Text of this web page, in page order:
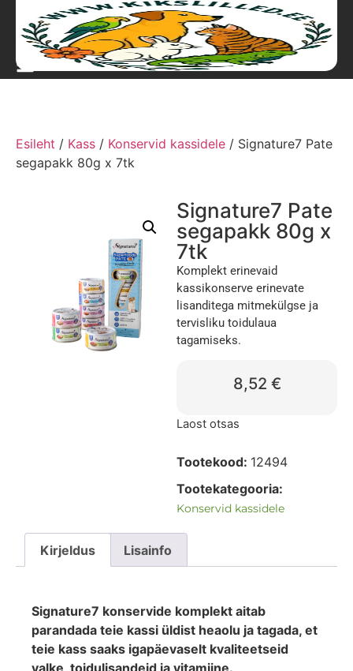
Esileht / Kass / Konservid kassidele / Signature7 Pate
segapakk 80g x 7tk
Signature7 Pate
segapakk 80g x
7tk
Komplekt erinevaid
kassikonserve erinevate
lisanditega mitmekülgse ja
tervisliku toidulaua
tagamiseks.
8,52 €
Laost otsas
Tootekood: 12494
Tootekategooria:
Konservid kassidele
Kirjeldus Lisainfo
Signature7 konservide komplekt aitab
parandada teie kassi üldist heaolu ja tagada, et
teie kass saaks igapäevaselt kvaliteetseid